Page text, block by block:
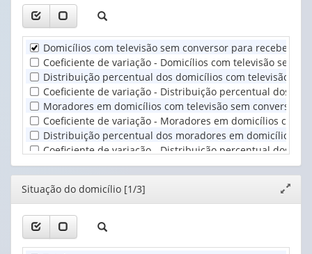
Unidade
Territorial
(1)
de
sinal
analógico
de
televi...
(1)
Domicílios com televisão sem conversor para receber
Coeficiente de variação - Domicílios com televisão sem
Distribuição percentual dos domicílios com televisão
Coeficiente de variação - Distribuição percentual dos
Moradores em domicílios com televisão sem conversor
Coeficiente de variação - Moradores em domicílios com
Distribuição percentual dos moradores em domicílios
Coeficiente de variação - Distribuição percentual dos
Editor
janela
Situação do domicílio [1/3]